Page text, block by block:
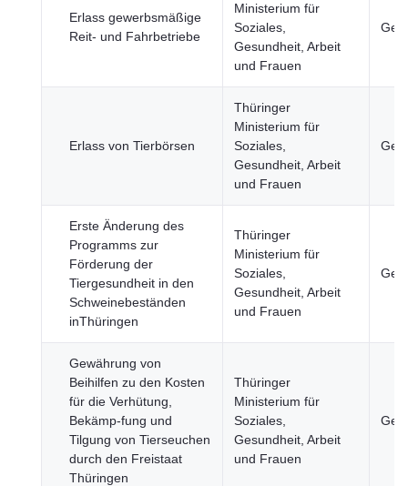
Erlass gewerbsmäßige
Reit- und Fahrbetriebe
Ministerium für
Soziales,
Gesundheit, Arbeit
und Frauen
Erlass von Tierbörsen
Thüringer
Ministerium für
Soziales,
Gesundheit, Arbeit
und Frauen
Erste Änderung des
Programms zur
Förderung der
Tiergesundheit in den
Schweinebeständen
inThüringen
Thüringer
Ministerium für
Soziales,
Gesundheit, Arbeit
und Frauen
Gewährung von
Beihilfen zu den Kosten
für die Verhütung,
Bekämp-fung und
Tilgung von Tierseuchen
durch den Freistaat
Thüringen
Thüringer
Ministerium für
Soziales,
Gesundheit, Arbeit
und Frauen